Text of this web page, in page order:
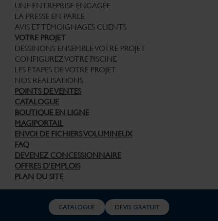
CATALOGUE DEVIS GRATUIT
UNE ENTREPRISE ENGAGÉE
LA PRESSE EN PARLE
AVIS ET TÉMOIGNAGES CLIENTS
VOTRE PROJET
DESSINONS ENSEMBLE VOTRE PROJET
CONFIGUREZ VOTRE PISCINE
LES ÉTAPES DE VOTRE PROJET
NOS RÉALISATIONS
POINTS DE VENTES
CATALOGUE
BOUTIQUE EN LIGNE
MAGIPORTAIL
ENVOI DE FICHIERS VOLUMINEUX
FAQ
DEVENEZ CONCESSIONNAIRE
OFFRES D’EMPLOIS
PLAN DU SITE
© Copyright Piscines Magiline 2026 – Tous droits réservés –
Informations Légales